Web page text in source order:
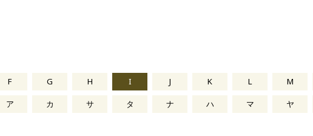
F G H I J K L M
ア カ サ タ ナ ハ マ ヤ